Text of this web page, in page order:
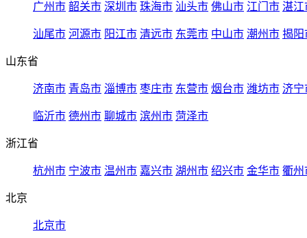
广州市 韶关市 深圳市 珠海市 汕头市 佛山市 江门市 湛江
汕尾市 河源市 阳江市 清远市 东莞市 中山市 潮州市 揭阳
山东省
济南市 青岛市 淄博市 枣庄市 东营市 烟台市 潍坊市 济宁
临沂市 德州市 聊城市 滨州市 菏泽市
浙江省
杭州市 宁波市 温州市 嘉兴市 湖州市 绍兴市 金华市 衢州
北京
北京市